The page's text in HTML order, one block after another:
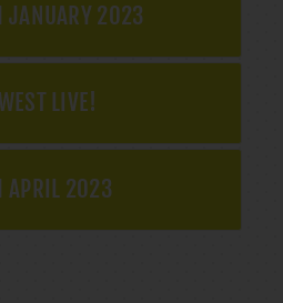
JANUARY 2023
LIVE!
APRIL 2023